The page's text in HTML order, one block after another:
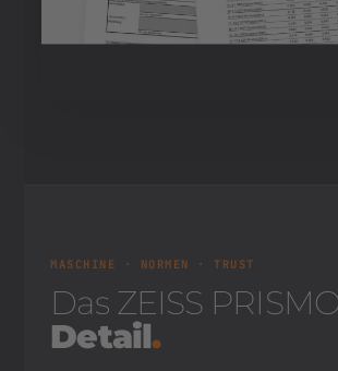
MASCHINE · NORMEN · TRUST
Das ZEISS
Detail.